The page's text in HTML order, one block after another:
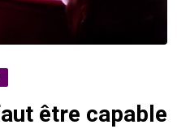
être capable